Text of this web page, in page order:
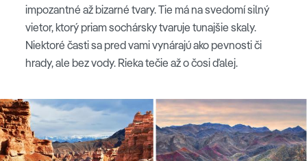
impozantné až bizarné tvary. Tie má na svedomí silný
vietor, ktorý priam sochársky tvaruje tunajšie skaly.
Niektoré časti sa pred vami vynárajú ako pevnosti či
hrady, ale bez vody. Rieka tečie až o čosi ďalej.